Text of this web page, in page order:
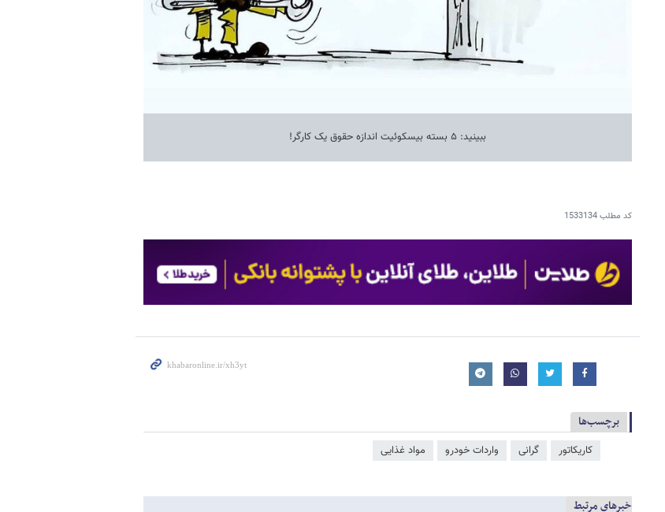
ببینید: ۵ بسته بیسکوئیت اندازه حقوق یک کارگر!
کد مطلب1533134
برچسب‌ها
کاریکاتور گرانی واردات خودرو مواد غذایی
خبرهای مرتبط